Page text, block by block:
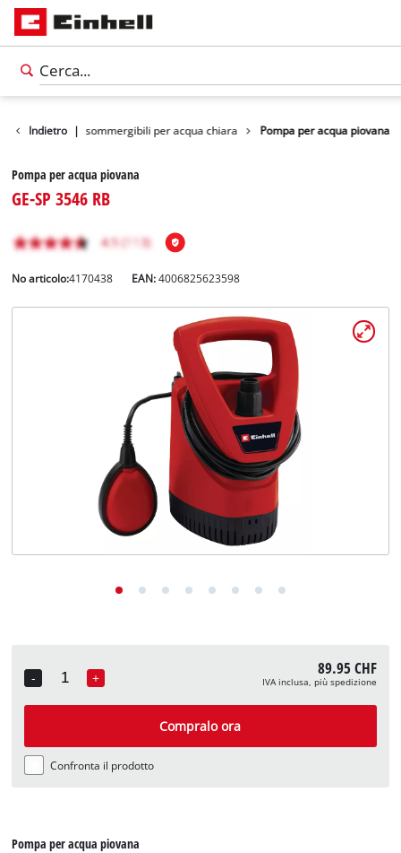
Indietro |
Pompe sommergibili per acqua chiara Pompa per acqua piovana
Pompa per acqua piovana
GE-SP 3546 RB
No articolo:4170438 EAN:4006825623598
-
Quantity
+ 89.95 CHF
IVA inclusa, più spedizione
Compralo ora
Confronta il prodotto
Pompa per acqua piovana